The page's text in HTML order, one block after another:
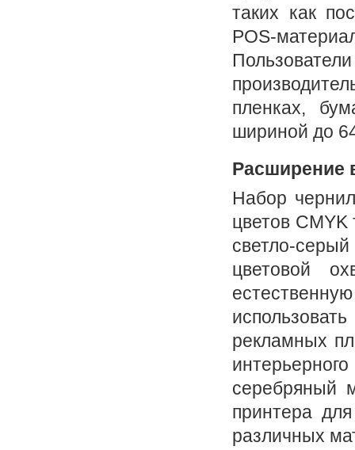
таких как
POS-
пленках,
шириной до
Расширение
Набор
цветов CMYK
светло-
цветовой
рекламных
серебряный
принтера
различных